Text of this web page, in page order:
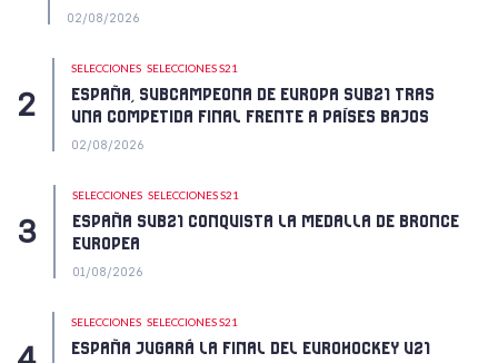
02/08/2026
SELECCIONES SELECCIONES S21
ESPAÑA, SUBCAMPEONA DE EUROPA SUB21 TRAS
UNA COMPETIDA FINAL FRENTE A PAÍSES BAJOS
02/08/2026
SELECCIONES SELECCIONES S21
ESPAÑA SUB21 CONQUISTA LA MEDALLA DE BRONCE
EUROPEA
01/08/2026
SELECCIONES SELECCIONES S21
ESPAÑA JUGARÁ LA FINAL DEL EUROHOCKEY U21